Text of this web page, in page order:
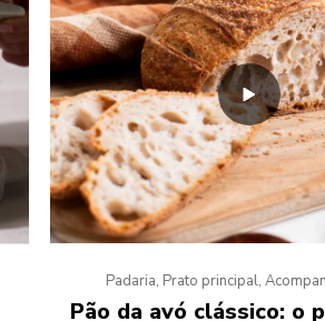
Padaria, Prato principal,
Pão da avó clássico: o